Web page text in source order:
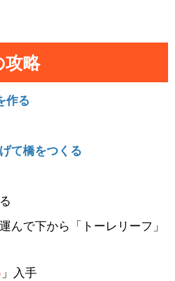
略
作る
て橋をつくる
んで下から「トーレリーフ」
」入手